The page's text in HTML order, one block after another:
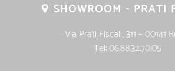
SHOWROOM - PRATI
Via Prati Fiscali, 311 – 00141
Tel:06.88.32.70.05